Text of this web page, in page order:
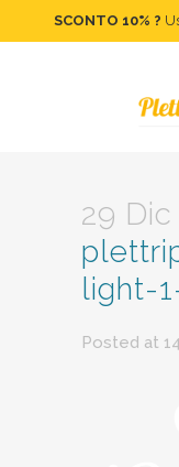
SCONTO 10% ?
logo-
29 Dic
light-
Posted at